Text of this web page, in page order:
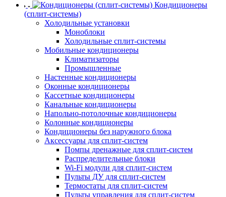
Кондиционеры
(сплит-системы)
Холодильные установки
Моноблоки
Холодильные сплит-системы
Мобильные кондиционеры
Климатизаторы
Промышленные
Настенные кондиционеры
Оконные кондиционеры
Кассетные кондиционеры
Канальные кондиционеры
Напольно-потолочные кондиционеры
Колонные кондиционеры
Кондиционеры без наружного блока
Аксессуары для сплит-систем
Помпы дренажные для сплит-систем
Распределительные блоки
Wi-Fi модули для сплит-систем
Пульты ДУ для сплит-систем
Термостаты для сплит-систем
Пульты управления для сплит-систем